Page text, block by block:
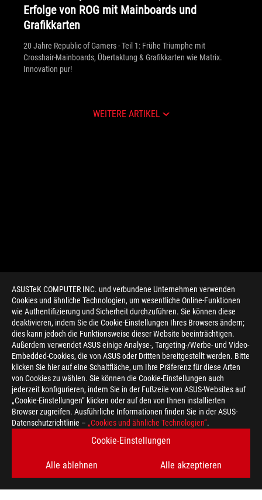
ASUSTeK COMPUTER INC. und verbundene Unternehmen verwenden
Cookies und ähnliche Technologien, um wesentliche Online-Funktionen
wie Authentifizierung und Sicherheit durchzuführen. Sie können diese
deaktivieren, indem Sie die Cookie-Einstellungen Ihres Browsers ändern;
dies kann jedoch die Funktionsweise dieser Website beeinträchtigen.
Außerdem verwendet ASUS einige Analyse-, Targeting-/Werbe- und Video-
Embedded-Cookies, die von ASUS oder Dritten bereitgestellt werden. Bitte
klicken Sie hier auf eine Schaltfläche, um Ihre Präferenz für diese Arten
von Cookies zu wählen. Sie können die Cookie-Einstellungen auch
jederzeit konfigurieren, indem Sie in der Fußzeile von ASUS-Websites auf
„Cookie-Einstellungen“ klicken oder auf den von Ihnen installierten
Browser zugreifen. Ausführliche Informationen finden Sie in der ASUS-
Datenschutzrichtlinie – „Cookies und ähnliche Technologien“.
Cookie-Einstellungen
Alle ablehnen Alle akzeptieren
Erfolge von ROG mit Mainboards und
Grafikkarten
20 Jahre Republic of Gamers - Teil 1: Frühe Triumphe mit
Crosshair-Mainboards, Übertaktung & Grafikkarten wie Matrix.
Innovation pur!
WEITERE ARTIKEL
> GAMING PRODUCT
ERHALTEN SIE DIE NEUESTEN ANGEBOTE UND MEHR